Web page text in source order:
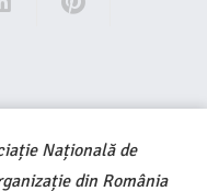
Națională de
din România